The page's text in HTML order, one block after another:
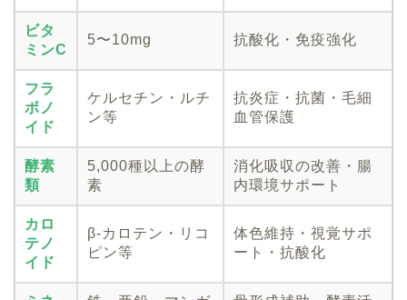
ビタ
ミンC
5〜10mg 抗酸化・免疫強化
フラ
ボノ
イド
ケルセチン・ルチ
ン等
抗炎症・抗菌・毛細
血管保護
酵素
類
5,000種以上の酵
素
消化吸収の改善・腸
内環境サポート
カロ
テノ
イド
β-カロテン・リコ
ピン等
体色維持・視覚サポ
ート・抗酸化